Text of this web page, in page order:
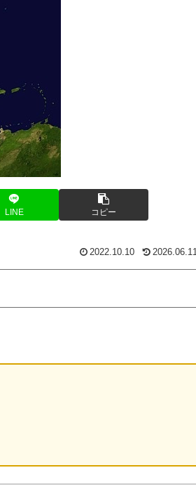
LINE コピー
2022.10.10 2026.06.11